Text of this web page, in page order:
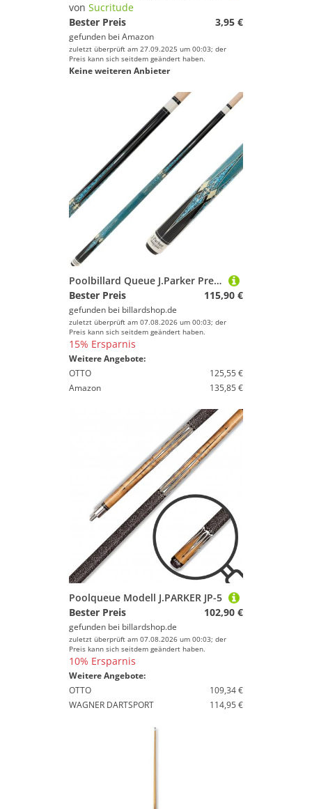
von Sucritude
Bester Preis
3,95 €
gefunden bei Amazon
zuletzt überprüft am 27.09.2025 um 00:03; der
Preis kann sich seitdem geändert haben.
Keine weiteren Anbieter
Poolbillard Queue J.Parker Premium Magic
Bester Preis
115,90 €
gefunden bei billardshop.de
zuletzt überprüft am 07.08.2026 um 00:03; der
Preis kann sich seitdem geändert haben.
15% Ersparnis
Weitere Angebote:
OTTO
125,55 €
Amazon
135,85 €
Poolqueue Modell J.PARKER JP-5
Bester Preis
102,90 €
gefunden bei billardshop.de
zuletzt überprüft am 07.08.2026 um 00:03; der
Preis kann sich seitdem geändert haben.
10% Ersparnis
Weitere Angebote:
OTTO
109,34 €
WAGNER DARTSPORT
114,95 €